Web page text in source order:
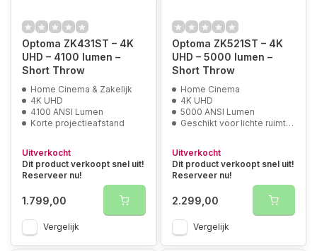
Optoma ZK431ST – 4K
UHD – 4100 lumen –
Short Throw
Home Cinema & Zakelijk
4K UHD
4100 ANSI Lumen
Korte projectieafstand
Uitverkocht
Dit product verkoopt snel uit!
Reserveer nu!
1.799,00
Vergelijk
Optoma ZK521ST – 4K
UHD – 5000 lumen –
Short Throw
Home Cinema
4K UHD
5000 ANSI Lumen
Geschikt voor lichte ruimtes
Uitverkocht
Dit product verkoopt snel uit!
Reserveer nu!
2.299,00
Vergelijk